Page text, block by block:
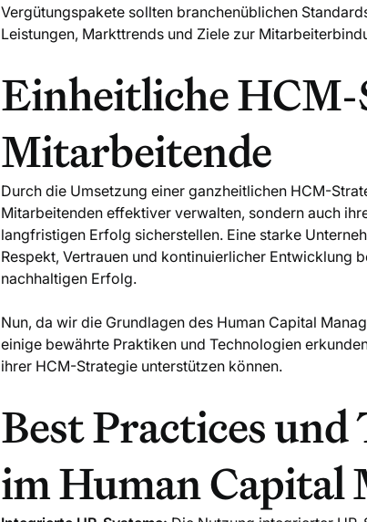
Vergütungspakete sollten branchenüblichen
Leistungen, Markttrends und Ziele zur
Einheitliche
Mitarbeitende
Durch die Umsetzung einer ganzheitlichen HCM-
Mitarbeitenden effektiver verwalten, sondern auch
langfristigen Erfolg sicherstellen. Eine starke
Respekt, Vertrauen und kontinuierlicher Entwicklung
nachhaltigen Erfolg.
Nun, da wir die Grundlagen des Human Capital
einige bewährte Praktiken und Technologien
ihrer HCM-Strategie unterstützen können.
Best Practices und
im Human Capital